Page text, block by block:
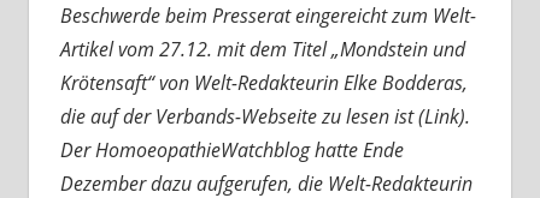
Beschwerde beim Presserat eingereicht zum Welt-
Artikel vom 27.12. mit dem Titel „Mondstein und
Krötensaft“ von Welt-Redakteurin Elke Bodderas,
die auf der Verbands-Webseite zu lesen ist (Link).
Der HomoeopathieWatchblog hatte Ende
Dezember dazu aufgerufen, die Welt-Redakteurin